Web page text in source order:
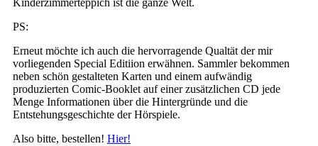
PS:
Erneut möchte ich auch die hervorragende Qualtät der mir
vorliegenden Special Editiion erwähnen. Sammler bekommen
neben schön gestalteten Karten und einem aufwändig
produzierten Comic-Booklet auf einer zusätzlichen CD jede
Menge Informationen über die Hintergründe und die
Entstehungsgeschichte der Hörspiele.
Also bitte, bestellen! Hier!